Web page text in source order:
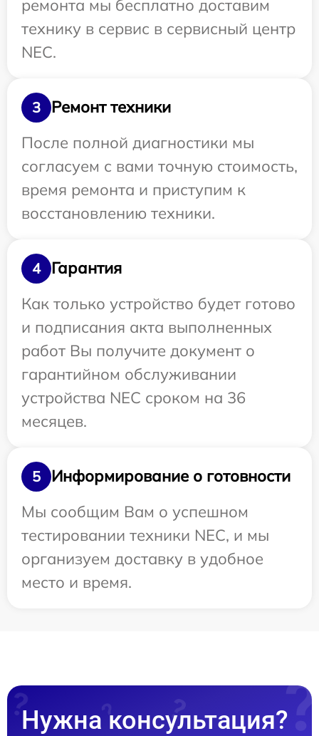
ремонта мы бесплатно доставим
технику в сервис в сервисный центр
NEC.
3
Ремонт техники
После полной диагностики мы
согласуем с вами точную стоимость,
время ремонта и приступим к
восстановлению техники.
4
Гарантия
Как только устройство будет готово
и подписания акта выполненных
работ Вы получите документ о
гарантийном обслуживании
устройства NEC сроком на 36
месяцев.
5
Информирование о готовности
Мы сообщим Вам о успешном
тестировании техники NEC, и мы
организуем доставку в удобное
место и время.
Нужна консультация?